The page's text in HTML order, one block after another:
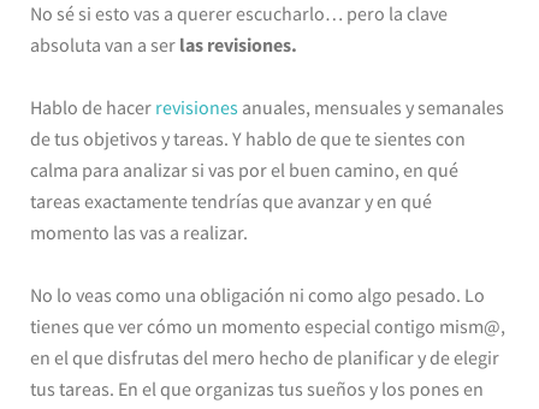
No sé si esto vas a querer escucharlo… pero la clave
absoluta van a ser las revisiones.
Hablo de hacer revisiones anuales, mensuales y semanales
de tus objetivos y tareas. Y hablo de que te sientes con
calma para analizar si vas por el buen camino, en qué
tareas exactamente tendrías que avanzar y en qué
momento las vas a realizar.
No lo veas como una obligación ni como algo pesado. Lo
tienes que ver cómo un momento especial contigo mism@,
en el que disfrutas del mero hecho de planificar y de elegir
tus tareas. En el que organizas tus sueños y los pones en